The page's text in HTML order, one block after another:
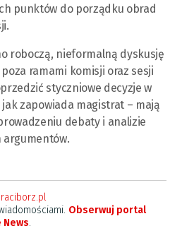
punktów do porządku obrad
roboczą, nieformalną dyskusję
ramami komisji oraz sesji
styczniowe decyzje w
zapowiada magistrat – mają
debaty i analizie
argumentów.
Obserwuj portal
.